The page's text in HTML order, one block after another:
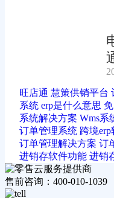
旺店通 慧策供销平台
系统 erp是什么意思
系统解决方案 Wms系
订单管理系统 跨境erp
订单管理解决方案 订
进销存软件功能 进销
售前咨询：400-010-1039